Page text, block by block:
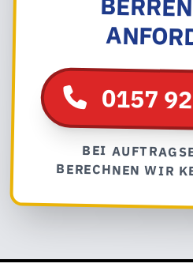
0157
BEI
BERECHNEN WIR